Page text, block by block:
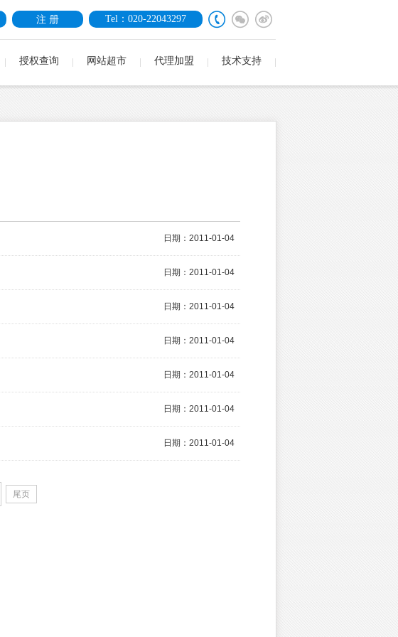
Tel：020-22043297
注 册
授权查询 网站超市 代理加盟 技术支持
日期：2011-01-04
日期：2011-01-04
日期：2011-01-04
日期：2011-01-04
日期：2011-01-04
日期：2011-01-04
日期：2011-01-04
尾页